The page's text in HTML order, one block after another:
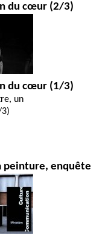
du cœur (2/3)
du cœur (1/3)
peinture, enquête